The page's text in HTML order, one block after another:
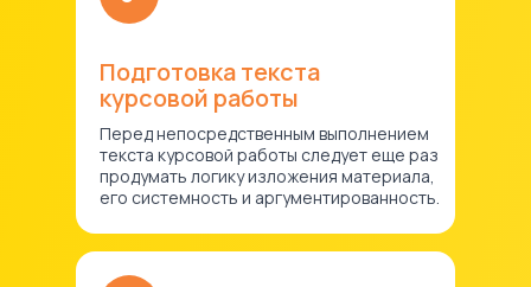
Перед непосредственным выполнением
текста курсовой работы следует еще раз
продумать логику изложения материала,
его системность и аргументированность.
Подготовка текста
курсовой работы